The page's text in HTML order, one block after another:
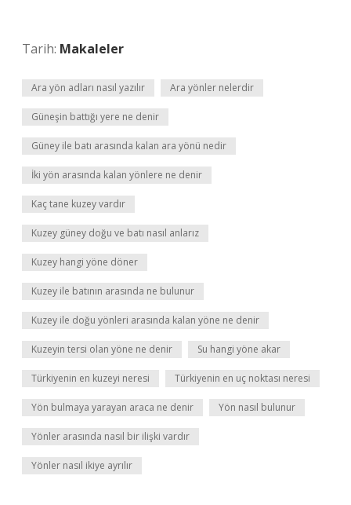
Tarih: Makaleler
Ara yön adları nasıl yazılır Ara yönler nelerdir
Güneşin battığı yere ne denir
Güney ile batı arasında kalan ara yönü nedir
İki yön arasında kalan yönlere ne denir
Kaç tane kuzey vardır
Kuzey güney doğu ve batı nasıl anlarız
Kuzey hangi yöne döner
Kuzey ile batının arasında ne bulunur
Kuzey ile doğu yönleri arasında kalan yöne ne denir
Kuzeyin tersi olan yöne ne denir Su hangi yöne akar
Türkiyenin en kuzeyi neresi Türkiyenin en uç noktası neresi
Yön bulmaya yarayan araca ne denir Yön nasıl bulunur
Yönler arasında nasıl bir ilişki vardır
Yönler nasıl ikiye ayrılır